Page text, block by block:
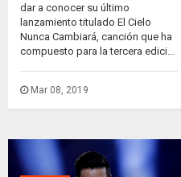
dar a conocer su último
lanzamiento titulado El Cielo
Nunca Cambiará, canción que ha
compuesto para la tercera edici...
Mar 08, 2019